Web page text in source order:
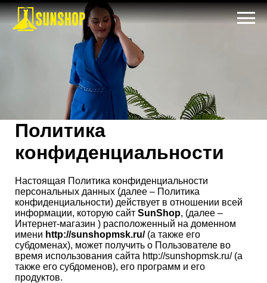
Политика
конфиденциальности
Настоящая Политика конфиденциальности
персональных данных (далее – Политика
конфиденциальности) действует в отношении всей
информации, которую сайт SunShop, (далее –
Интернет-магазин ) расположенный на доменном
имени http://sunshopmsk.ru/(а также его
субдоменах), может получить о Пользователе во
время использования сайта http://sunshopmsk.ru/ (а
также его субдоменов), его программ и его
продуктов.